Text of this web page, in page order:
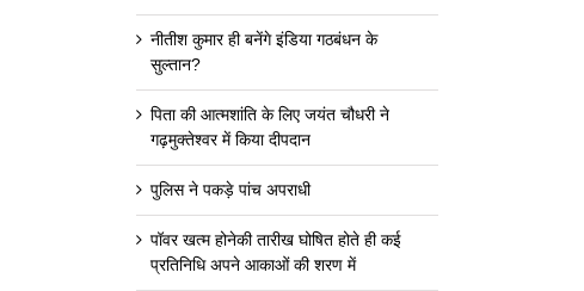
नीतीश कुमार ही बनेंगे इंडिया गठबंधन के
सुल्तान?
पिता की आत्मशांति के लिए जयंत चौधरी ने
गढ़मुक्तेश्वर में किया दीपदान
पुलिस ने पकड़े पांच अपराधी
पॉवर खत्म होनेकी तारीख घोषित होते ही कई
प्रतिनिधि अपने आकाओं की शरण में